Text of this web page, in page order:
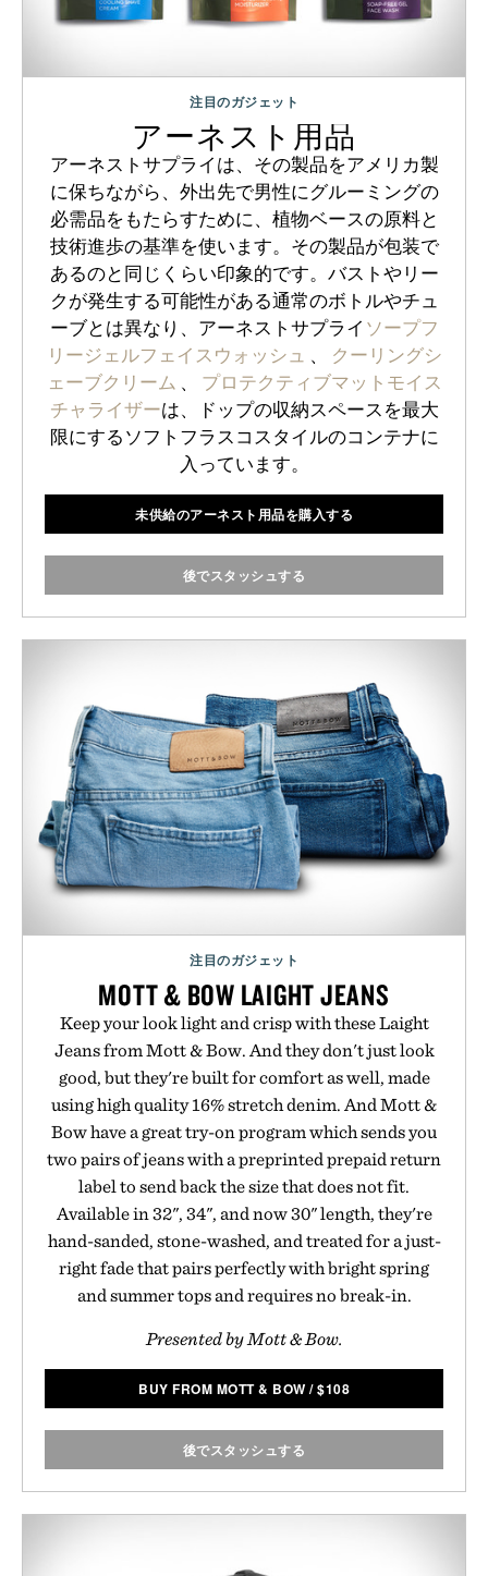
注目のガジェット
アーネスト用品
アーネストサプライは、その製品をアメリカ製
に保ちながら、外出先で男性にグルーミングの
必需品をもたらすために、植物ベースの原料と
技術進歩の基準を使います。その製品が包装で
あるのと同じくらい印象的です。バストやリー
クが発生する可能性がある通常のボトルやチュ
ーブとは異なり、アーネストサプライ ソープフ
リージェルフェイスウォッシュ 、
クーリングシ
ェーブクリーム 、 プロテクティブマットモイス
チャライザーは、ドップの収納スペースを最大
限にするソフトフラスコスタイルのコンテナに
入っています。
未供給のアーネスト用品を購入する
後でスタッシュする
注目のガジェット
MOTT & BOW LAIGHT JEANS
Keep your look light and crisp with these Laight
Jeans from Mott & Bow. And they don't just look
good, but they're built for comfort as well, made
using high quality 16% stretch denim. And Mott &
Bow have a great try-on program which sends you
two pairs of jeans with a preprinted prepaid return
label to send back the size that does not fit.
Available in 32", 34", and now 30" length, they're
hand-sanded, stone-washed, and treated for a just-
right fade that pairs perfectly with bright spring
and summer tops and requires no break-in.
Presented by Mott & Bow.
BUY FROM MOTT & BOW /$108
後でスタッシュする